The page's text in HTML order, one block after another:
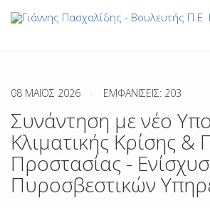
08 ΜΑΪΟΣ 2026 ΕΜΦΑΝΊΣΕΙΣ: 203
Συνάντηση με νέο
Κλιματικής Κρίσης &
Προστασίας -
Πυροσβεστικών